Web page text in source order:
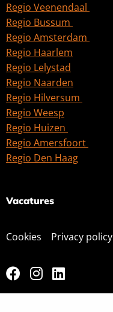
Regio Veenendaal
Regio Bussum
Regio Amsterdam
Regio Haarlem
Regio Lelystad
Regio Naarden
Regio Hilversum
Regio Weesp
Regio Huizen
Regio Amersfoort
Regio Den Haag
Vacatures
Cookies Privacy policy
Ga
naar
Ga
naar
Ga
naar